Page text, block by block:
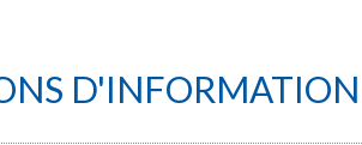
D'INFORMATION